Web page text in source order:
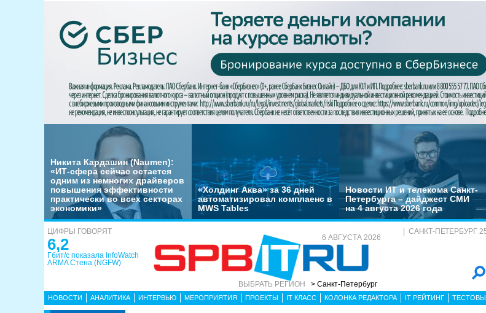
Никита Кардашин (Naumen):
«ИТ-сфера сейчас остается
одним из немногих драйверов
повышения эффективности
практически во всех секторах
экономики»
«Холдинг Аква» за 36 дней
автоматизировал комплаенс в
MWS Tables
Новости ИТ и телекома Санкт-
Петербурга – дайджест СМИ
на 4 августа 2026 года
ЦИФРЫ ГОВОРЯТ
6,2
Гбит/с показала InfoWatch
ARMA Стена (NGFW)
6 АВГУСТА 2026
ВЫБРАТЬ РЕГИОН > Санкт-Петербург
САНКТ-ПЕТЕРБУРГ
НОВОСТИ АНАЛИТИКА ИНТЕРВЬЮ МЕРОПРИЯТИЯ ПРОЕКТЫ IT КЛАСС КОЛОНКА РЕДАКТОРА IT РЕЙТИНГ